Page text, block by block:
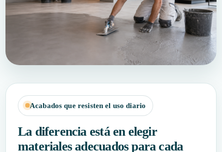
Acabados que resisten el uso diario
La diferencia está en elegir
materiales adecuados para cada